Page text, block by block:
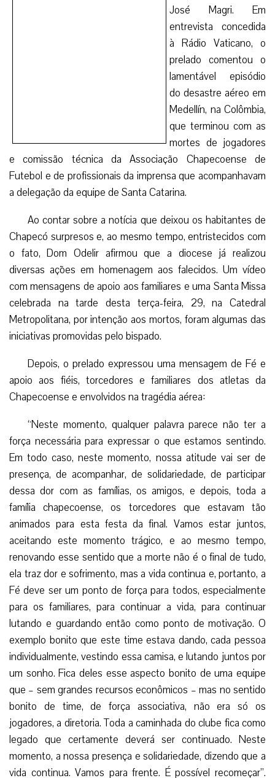
comissão técnica da Associação Chapecoense de Futebol
e de profissionais da imprensa que acompanhavam a
delegação da equipe de Santa Catarina.
Ao contar sobre a notícia que deixou os habitantes de
Chapecó surpresos e, ao mesmo tempo, entristecidos com
o fato, Dom Odelir afirmou que a diocese já realizou
diversas ações em homenagem aos falecidos. Um vídeo
com mensagens de apoio aos familiares e uma Santa Missa
celebrada na tarde desta terça-feira, 29, na Catedral
Metropolitana, por intenção aos mortos, foram algumas das
iniciativas promovidas pelo bispado.
Depois, o prelado expressou uma mensagem de Fé e
apoio aos fiéis, torcedores e familiares dos atletas da
Chapecoense e envolvidos na tragédia aérea:
“Neste momento, qualquer palavra parece não ter a
força necessária para expressar o que estamos sentindo.
Em todo caso, neste momento, nossa atitude vai ser de
presença, de acompanhar, de solidariedade, de participar
dessa dor com as famílias, os amigos, e depois, toda a
família chapecoense, os torcedores que estavam tão
animados para esta festa da final. Vamos estar juntos,
aceitando este momento trágico, e ao mesmo tempo,
ela traz dor e sofrimento, mas a vida continua e, portanto, a
Fé deve ser um ponto de força para todos, especialmente
para os familiares, para continuar a vida, para continuar
lutando e guardando então como ponto de motivação. O
exemplo bonito que este time estava dando, cada pessoa
individualmente, vestindo essa camisa, e lutando juntos por
um sonho. Fica deles esse aspecto bonito de uma equipe
que – sem grandes recursos econômicos – mas no sentido
bonito de time, de força associativa, não era só os
jogadores, a diretoria. Toda a caminhada do clube fica como
legado que certamente deverá ser continuado. Neste
momento, a nossa presença e solidariedade, dizendo que a
vida continua. Vamos para frente. É possível recomeçar”.
(LMI)
Da redação Gaudium Press, com informações Rádio
FacebookTwitter WhatsApp
Email